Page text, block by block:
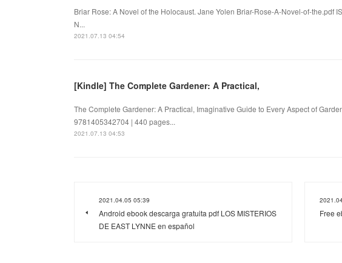
Briar Rose: A Novel of the Holocaust. Jane Yolen Briar-Rose-A-Novel-of-the.pdf
N...
2021.07.13 04:54
[Kindle] The Complete Gardener: A Practical,
The Complete Gardener: A Practical, Imaginative Guide to Every Aspect of
9781405342704 | 440 pages...
2021.07.13 04:53
2021.04.05 05:39
Android ebook descarga gratuita pdf LOS MISTERIOS
DE EAST LYNNE en español
Free